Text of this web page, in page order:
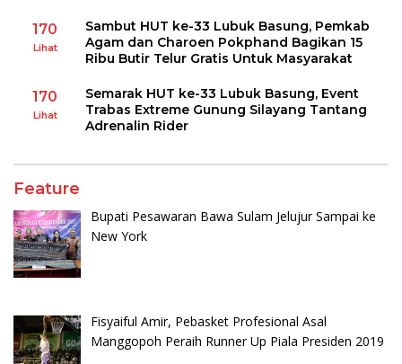
170
Lihat
Sambut HUT ke-33 Lubuk Basung, Pemkab
Agam dan Charoen Pokphand Bagikan 15
Ribu Butir Telur Gratis Untuk Masyarakat
170
Lihat
Semarak HUT ke-33 Lubuk Basung, Event
Trabas Extreme Gunung Silayang Tantang
Adrenalin Rider
Feature
Bupati Pesawaran Bawa Sulam Jelujur Sampai ke
New York
Fisyaiful Amir, Pebasket Profesional Asal
Manggopoh Peraih Runner Up Piala Presiden 2019